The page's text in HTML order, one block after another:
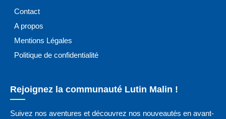
Contact
A propos
Mentions Légales
Politique de confidentialité
Rejoignez la communauté Lutin Malin !
Suivez nos aventures et découvrez nos nouveautés en avant-